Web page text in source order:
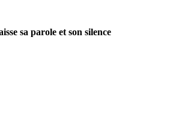
sa parole et son silence